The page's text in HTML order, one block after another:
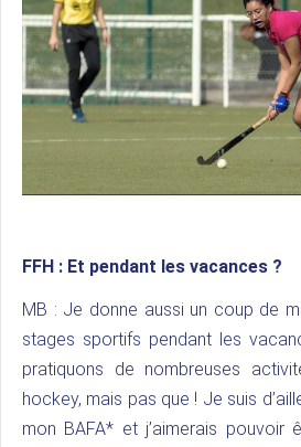
FFH : Et pendant les vacances ?
MB : Je donne aussi un coup de
stages sportifs pendant les
pratiquons de nombreuses
hockey, mais pas que ! Je suis
mon BAFA* et j’aimerais pouvoir